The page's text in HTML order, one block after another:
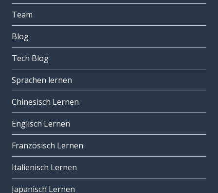
Team
Blog
Tech Blog
Sprachen lernen
Chinesisch Lernen
Englisch Lernen
Französisch Lernen
Italienisch Lernen
Japanisch Lernen